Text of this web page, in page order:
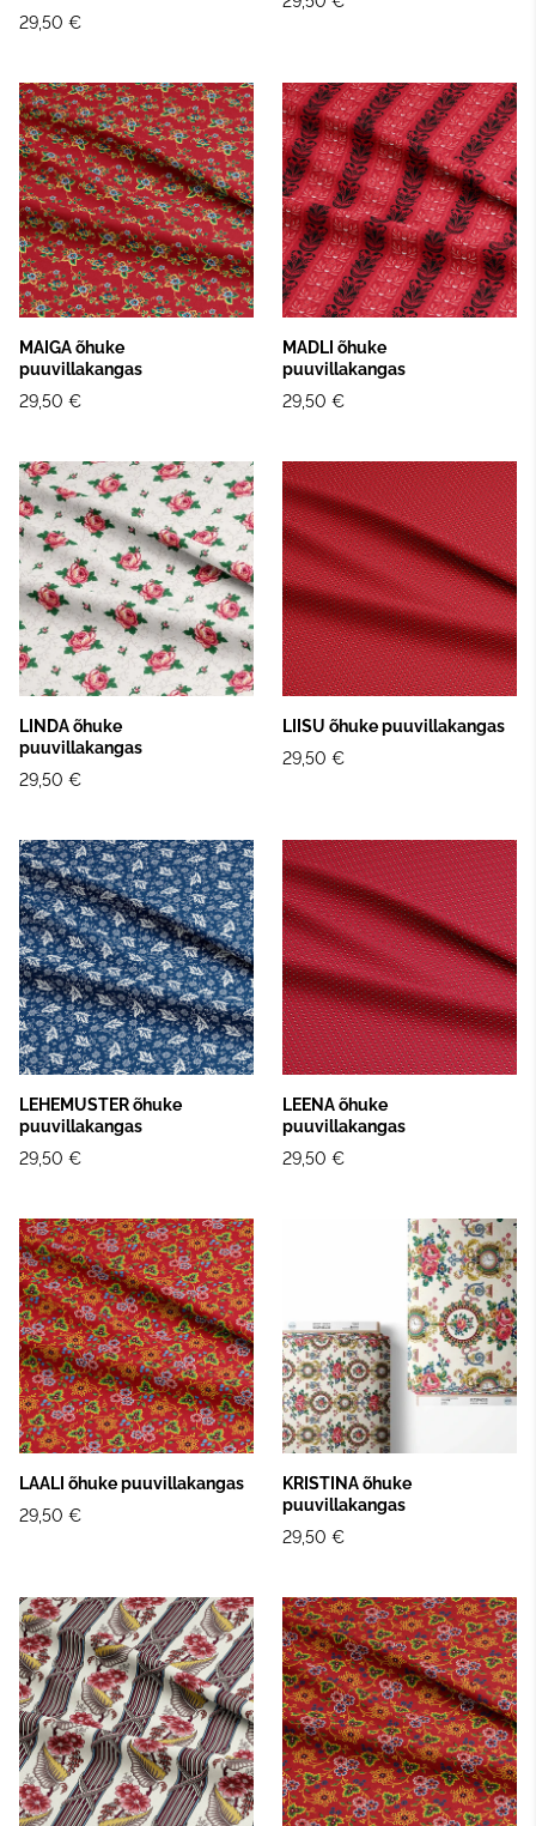
29,50 €
MAIGA õhuke
puuvillakangas
29,50 €
MADLI õhuke
puuvillakangas
29,50 €
LINDA õhuke
puuvillakangas
29,50 €
LIISU õhuke puuvillakangas
29,50 €
LEHEMUSTER õhuke
puuvillakangas
29,50 €
LEENA õhuke
puuvillakangas
29,50 €
LAALI õhuke puuvillakangas
29,50 €
KRISTINA õhuke
puuvillakangas
29,50 €